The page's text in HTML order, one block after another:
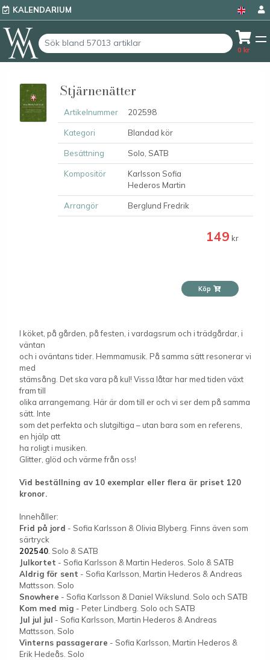
KALENDARIUM
0 kr
Stjärnenätter
Artikelnummer 202598
Kategori Blandad kör
Besättning Solo, SATB
Kompositör
Karlsson Sofia
Hederos Martin
Arrangör Berglund Fredrik
149 kr
Köp
I köket, på gården, på festen, i vardagsrum och i trädgårdar, i
väntan
och i oväntans tider. Hemmamusik. På samma sätt resonerar vi
med
stämsång. Det ska vara på kul! Vissa låtar har med tiden växt
fram till
olika arrangemang. Här är dom till er och vi ser dem på samma
sätt. Inte
som det perfekta och slutgiltiga – utan bara som en referens,
en hjälp att
ha roligt i musiken.
Glitter, glöd och värme från oss!
Vid beställning av 10 exemplar eller flera är priset 120
kronor.
Innehåller:
Frid på jord - Sofia Karlsson & Olivia Blyberg. Finns även som
särtryck
202540. Solo & SATB
Julkortet - Sofia Karlsson & Martin Hederos. Solo & SATB
Aldrig för sent - Sofia Karlsson, Martin Hederos & Andreas
Mattsson. Solo
Snowhere - Sofia Karlsson & Daniel Wikslund. Solo och SATB
Kom med mig - Peter Lindberg. Solo och SATB
Jul jul jul - Sofia Karlsson, Martin Hederos & Andreas
Mattsson. Solo
Vinterns passagerare - Sofia Karlsson, Martin Hederos &
Erik Hedeås. Solo